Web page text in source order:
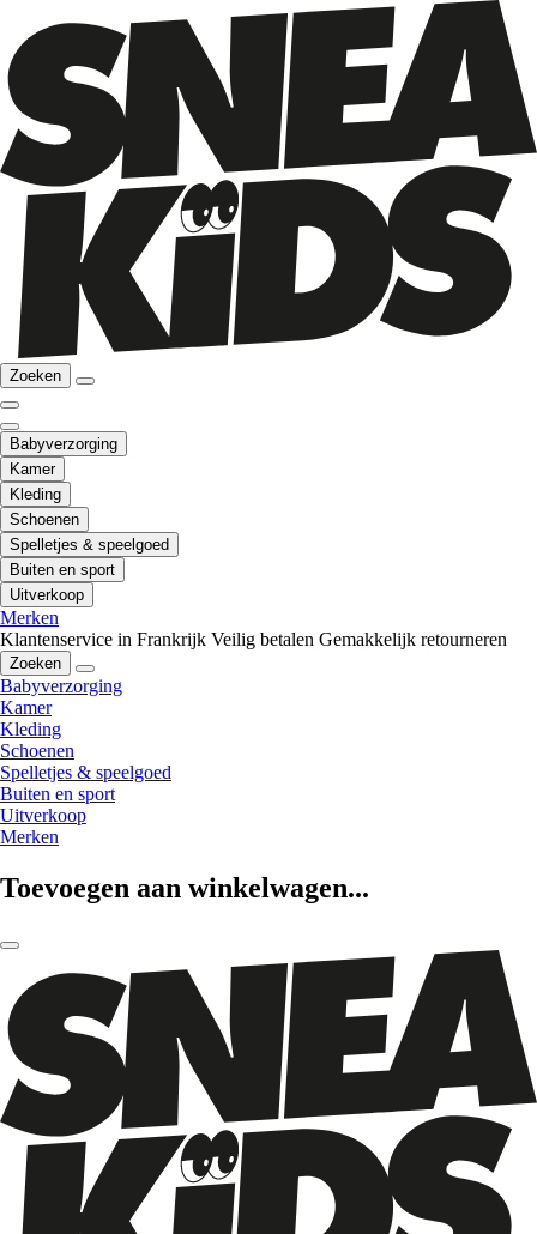
Zoeken
Babyverzorging
Kamer
Kleding
Schoenen
Spelletjes & speelgoed
Buiten en sport
Uitverkoop
Merken
Klantenservice in Frankrijk Veilig betalen Gemakkelijk retourneren
Zoeken
Babyverzorging
Kamer
Kleding
Schoenen
Spelletjes & speelgoed
Buiten en sport
Uitverkoop
Merken
Toevoegen aan winkelwagen...